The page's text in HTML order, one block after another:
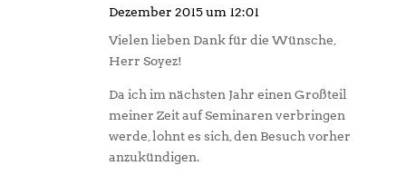
Dezember 2015 um 12:01
Vielen lieben Dank für die Wünsche,
Herr Soyez!
Da ich im nächsten Jahr einen Großteil
meiner Zeit auf Seminaren verbringen
werde, lohnt es sich, den Besuch vorher
anzukündigen.